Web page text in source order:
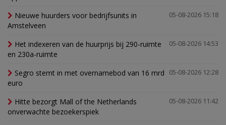
05-08-2026 15:18
Nieuwe huurders voor bedrijfsunits in
Amstelveen
05-08-2026 14:53
Het indexeren van de huurprijs bij 290-ruimte
en 230a-ruimte
05-08-2026 12:28
Segro stemt in met overnamebod van 16 mrd
euro
05-08-2026 11:42
Hitte bezorgt Mall of the Netherlands
onverwachte bezoekerspiek